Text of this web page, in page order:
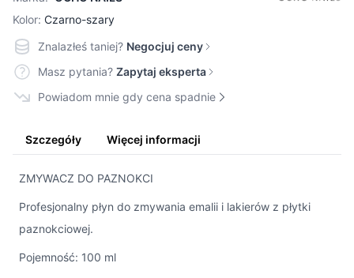
Kolor: Czarno-szary
Znalazłeś taniej? Negocjuj ceny
Masz pytania? Zapytaj eksperta
Powiadom mnie gdy cena spadnie
Szczegóły Więcej informacji
ZMYWACZ DO PAZNOKCI
Profesjonalny płyn do zmywania emalii i lakierów z płytki
paznokciowej.
Pojemność: 100 ml